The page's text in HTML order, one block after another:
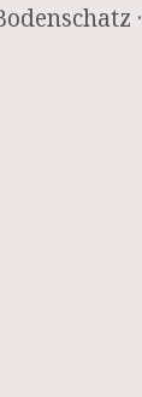
·